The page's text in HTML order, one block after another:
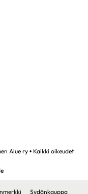
Alue ry • Kaikki oikeudet
Sydänkauppa